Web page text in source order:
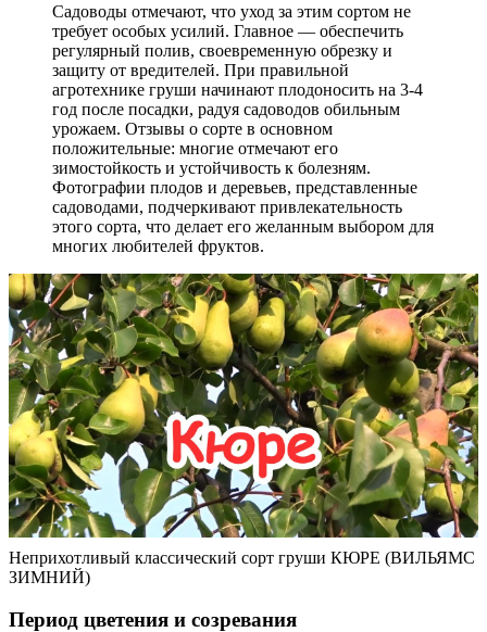
Садоводы отмечают, что уход за этим сортом не
требует особых усилий. Главное — обеспечить
регулярный полив, своевременную обрезку и
защиту от вредителей. При правильной
агротехнике груши начинают плодоносить на 3-4
год после посадки, радуя садоводов обильным
урожаем. Отзывы о сорте в основном
положительные: многие отмечают его
зимостойкость и устойчивость к болезням.
Фотографии плодов и деревьев, представленные
садоводами, подчеркивают привлекательность
этого сорта, что делает его желанным выбором для
многих любителей фруктов.
Неприхотливый классический сорт груши КЮРЕ (ВИЛЬЯМС
ЗИМНИЙ)
Период цветения и созревания